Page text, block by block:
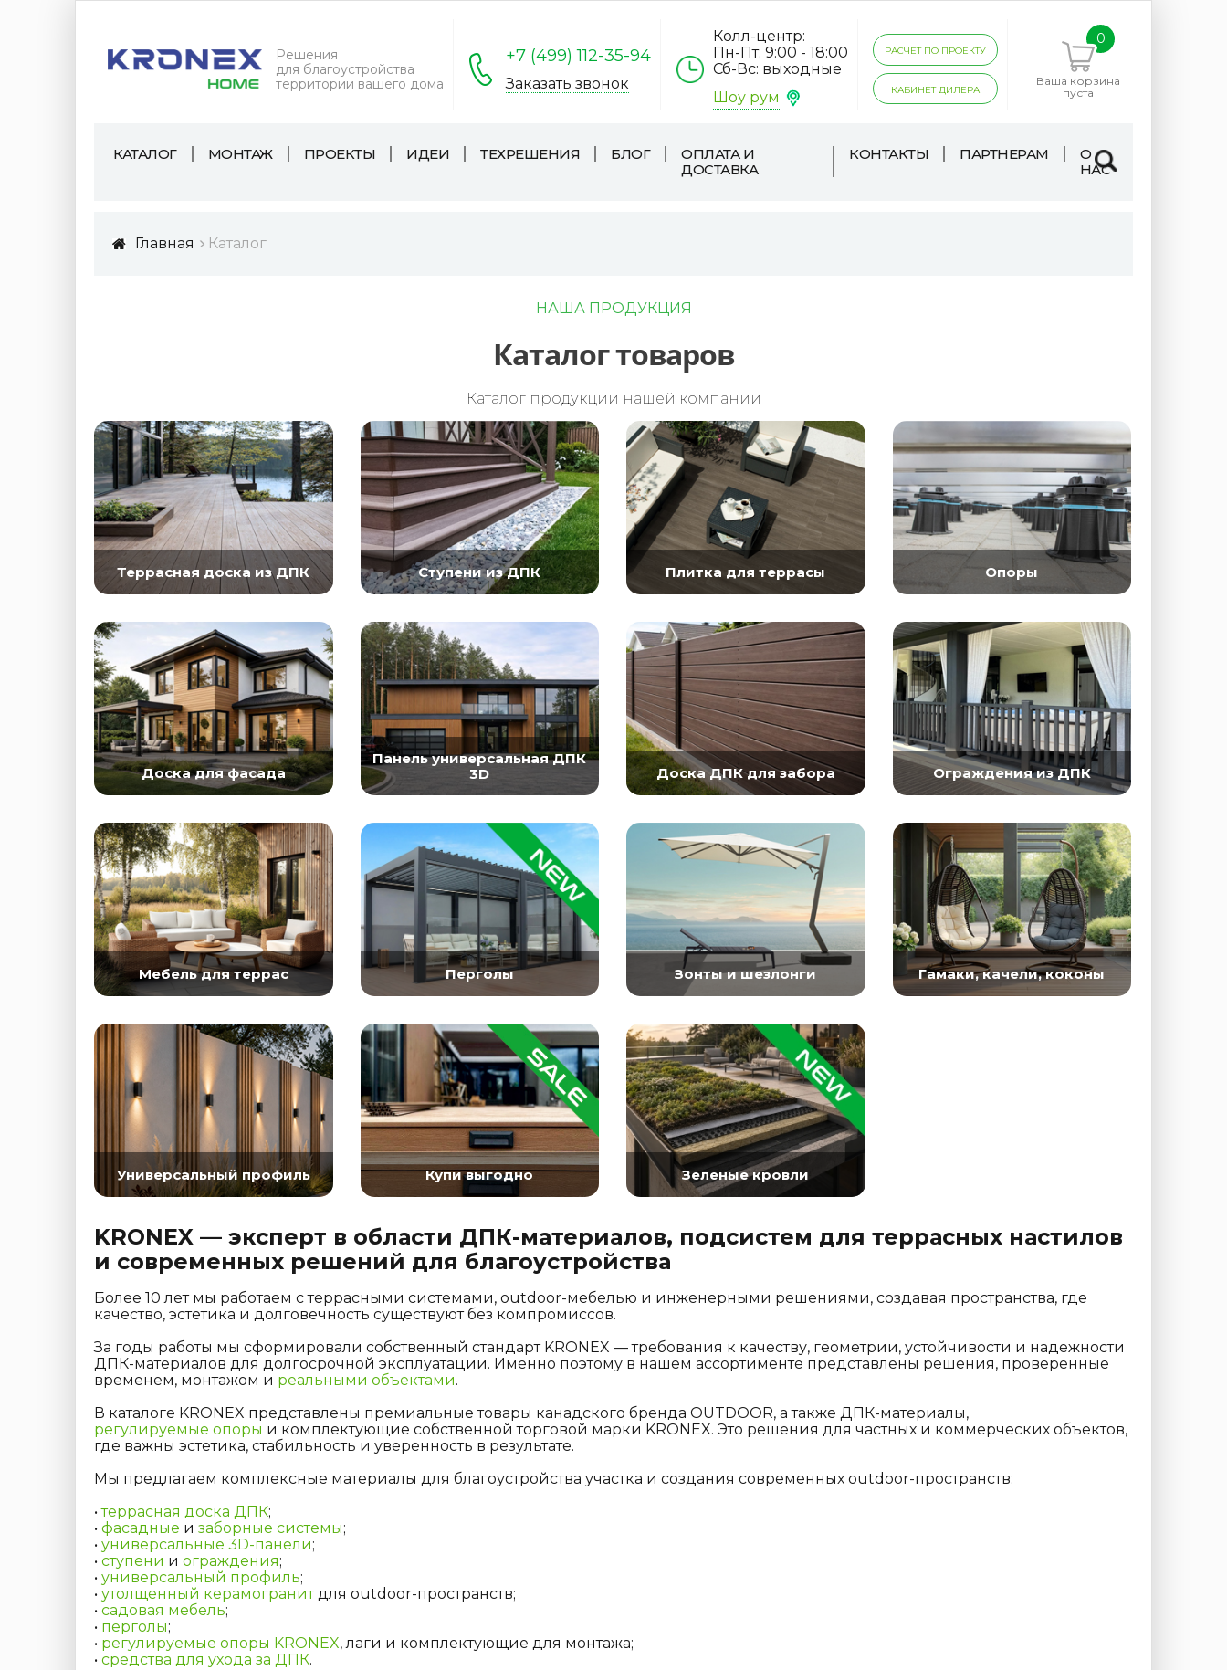
Решения
для благоустройства
территории вашего дома
+7 (499) 112-35-94
Заказать звонок
Колл-центр:
Пн-Пт: 9:00 - 18:00
Сб-Вс: выходные
Шоу рум
РАСЧЕТ ПО ПРОЕКТУ
КАБИНЕТ ДИЛЕРА
0
Ваша корзина
пуста
КАТАЛОГ МОНТАЖ ПРОЕКТЫ ИДЕИ ТЕХРЕШЕНИЯ БЛОГ
ОПЛАТА И
ДОСТАВКА
КОНТАКТЫ ПАРТНЕРАМ
О
НАС
Главная Каталог
НАША ПРОДУКЦИЯ
Каталог товаров
Каталог продукции нашей компании
Террасная доска из ДПК Ступени из ДПК Плитка для террасы Опоры
Доска для фасада
Панель универсальная ДПК
3D
Доска ДПК для забора Ограждения из ДПК
Мебель для террас Перголы Зонты и шезлонги Гамаки, качели, коконы
Универсальный профиль Купи выгодно Зеленые кровли
KRONEX — эксперт в области ДПК-материалов, подсистем для террасных настилов
и современных решений для благоустройства
Более 10 лет мы работаем с террасными системами, outdoor-мебелью и инженерными решениями, создавая пространства, где
качество, эстетика и долговечность существуют без компромиссов.
За годы работы мы сформировали собственный стандарт KRONEX — требования к качеству, геометрии, устойчивости и надежности
ДПК-материалов для долгосрочной эксплуатации. Именно поэтому в нашем ассортименте представлены решения, проверенные
временем, монтажом и реальными объектами.
В каталоге KRONEX представлены премиальные товары канадского бренда OUTDOOR, а также ДПК-материалы,
регулируемые опоры и комплектующие собственной торговой марки KRONEX. Это решения для частных и коммерческих объектов,
где важны эстетика, стабильность и уверенность в результате.
Мы предлагаем комплексные материалы для благоустройства участка и создания современных outdoor-пространств:
•террасная доска ДПК;
• фасадные и заборные системы;
• универсальные 3D-панели;
• ступени и ограждения;
• универсальный профиль;
• утолщенный керамогранитдля outdoor-пространств;
• садовая мебель;
• перголы;
• регулируемые опоры KRONEX, лаги и комплектующие для монтажа;
• средства для ухода за ДПК.